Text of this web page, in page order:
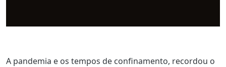
A pandemia e os tempos de confinamento, recordou o